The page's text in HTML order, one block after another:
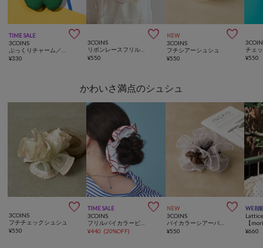
TIME SALE 
3COINS
¥330

3COINS
¥550
NEW 
3COINS
フチシアーシュシュ
¥550 ¥550
かわいさ満点のシュシュ

3COINS
フチチェックシュシュ
¥550
TIME SALE 
3COINS
¥440 (20%OFF)
NEW 
3COINS
バイカラーシアーパールシュシュ
¥550
WEB
¥660